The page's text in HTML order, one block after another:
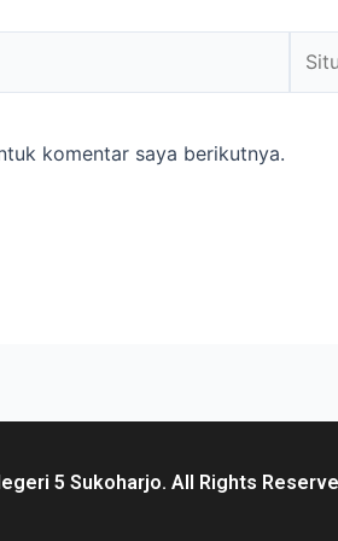
komentar saya berikutnya.
5 Sukoharjo. All Rights